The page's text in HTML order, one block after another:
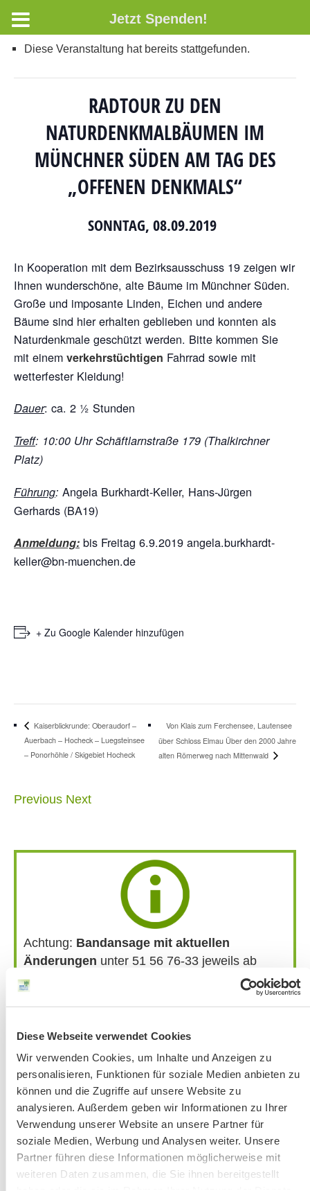
Diese Webseite verwendet Cookies
Wir verwenden Cookies, um Inhalte und Anzeigen zu
personalisieren, Funktionen für soziale Medien anbieten zu
können und die Zugriffe auf unsere Website zu
analysieren. Außerdem geben wir Informationen zu Ihrer
Verwendung unserer Website an unsere Partner für
soziale Medien, Werbung und Analysen weiter. Unsere
Partner führen diese Informationen möglicherweise mit
weiteren Daten zusammen, die Sie ihnen bereitgestellt
Diese Veranstaltung hat bereits stattgefunden.
RADTOUR ZU DEN
NATURDENKMALBÄUMEN IM
MÜNCHNER SÜDEN AM TAG DES
„OFFENEN DENKMALS“
SONNTAG, 08.09.2019
In Kooperation mit dem Bezirksausschuss 19 zeigen wir
Ihnen wunderschöne, alte Bäume im Münchner Süden.
Große und imposante Linden, Eichen und andere
Bäume sind hier erhalten geblieben und konnten als
Naturdenkmale geschützt werden. Bitte kommen Sie
mit einem verkehrstüchtigen Fahrrad sowie mit
wetterfester Kleidung!
Dauer: ca. 2 ½ Stunden
Treff: 10:00 Uhr Schäftlarnstraße 179 (Thalkirchner
Platz)
Führung: Angela Burkhardt-Keller, Hans-Jürgen
Gerhards (BA19)
Anmeldung: bis Freitag 6.9.2019 angela.burkhardt-
keller@bn-muenchen.de
+ Zu Google Kalender hinzufügen
Kaiserblickrunde: Oberaudorf –
Auerbach – Hocheck – Luegsteinsee
– Ponorhöhle / Skigebiet Hocheck
Von Klais zum Ferchensee, Lautensee
über Schloss Elmau Über den 2000 Jahre
alten Römerweg nach Mittenwald
Previous Next
Achtung: Bandansage mit aktuellen
Änderungen unter 51 56 76-33 jeweils ab
Donnerstag vor der Veranstaltung.
Fahrkarten
Kontakt-Telefonnummern
AKTUELLE ÄNDERUNGEN BEIM BILDUNGSWERK:
Aktuelle Änderungen bei unseren Exkursionen
Jetzt Spenden!